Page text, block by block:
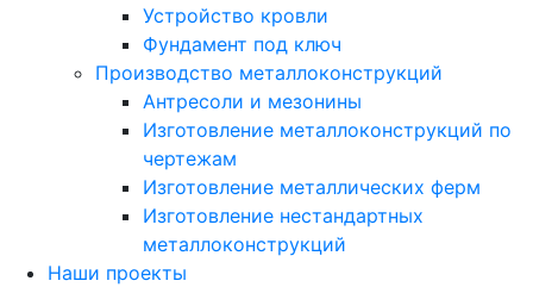
Устройство кровли
Фундамент под ключ
Производство металлоконструкций
Антресоли и мезонины
Изготовление металлоконструкций по
чертежам
Изготовление металлических ферм
Изготовление нестандартных
металлоконструкций
Наши проекты